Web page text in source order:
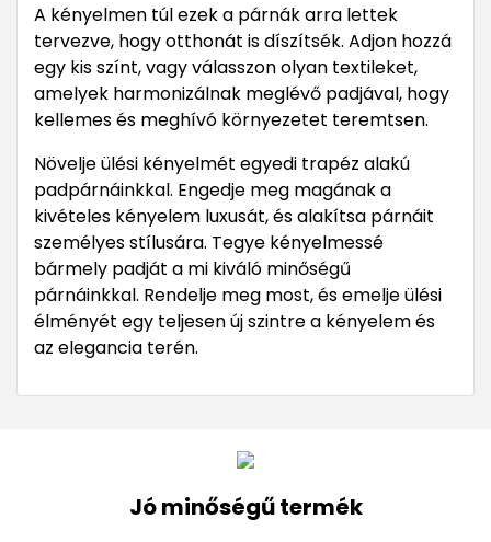
A kényelmen túl ezek a párnák arra lettek
tervezve, hogy otthonát is díszítsék. Adjon hozzá
egy kis színt, vagy válasszon olyan textileket,
amelyek harmonizálnak meglévő padjával, hogy
kellemes és meghívó környezetet teremtsen.
Növelje ülési kényelmét egyedi trapéz alakú
padpárnáinkkal. Engedje meg magának a
kivételes kényelem luxusát, és alakítsa párnáit
személyes stílusára. Tegye kényelmessé
bármely padját a mi kiváló minőségű
párnáinkkal. Rendelje meg most, és emelje ülési
élményét egy teljesen új szintre a kényelem és
az elegancia terén.
Jó minőségű termék